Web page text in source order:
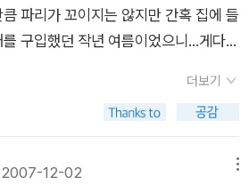
파리가 꼬이지는 않지만 간혹 집에 들
구입했던 작년 여름이었으니...게다가
. 아마도 장수풍뎅이를 기른 영향도 있
같기도 했고 말이다.그래서 파리가 여
들]을 알게 되었고 [알맹이 그림책] 도
더보기
2007-12-02